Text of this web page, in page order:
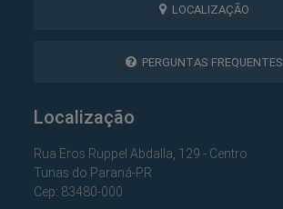
LOCALIZAÇÃO
PERGUNTAS FREQUENTES
Localização
Rua Eros Ruppel Abdalla, 129 - Centro
Tunas do Paraná-PR
Cep: 83480-000